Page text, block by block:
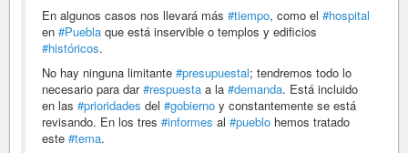
En algunos casos nos llevará más #tiempo, como el #hospital
en #Puebla que está inservible o templos y edificios
#históricos.
No hay ninguna limitante #presupuestal; tendremos todo lo
necesario para dar#respuesta a la #demanda. Está incluido
en las #prioridades del #gobierno y constantemente se está
revisando. En los tres #informes al #pueblo hemos tratado
este #tema.